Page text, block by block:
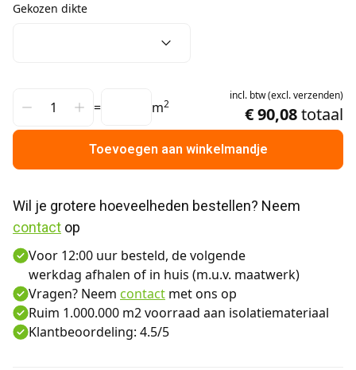
Gekozen dikte
= m2
incl. btw(excl.verzenden)
€ 90,08totaal
Toevoegen aan winkelmandje
contact op
Voor 12:00 uur besteld, de volgende
werkdag afhalen of in huis (m.u.v. maatwerk)
Vragen? Neem contact met ons op
Ruim 1.000.000 m2 voorraad aan isolatiemateriaal
Klantbeoordeling: 4.5/5